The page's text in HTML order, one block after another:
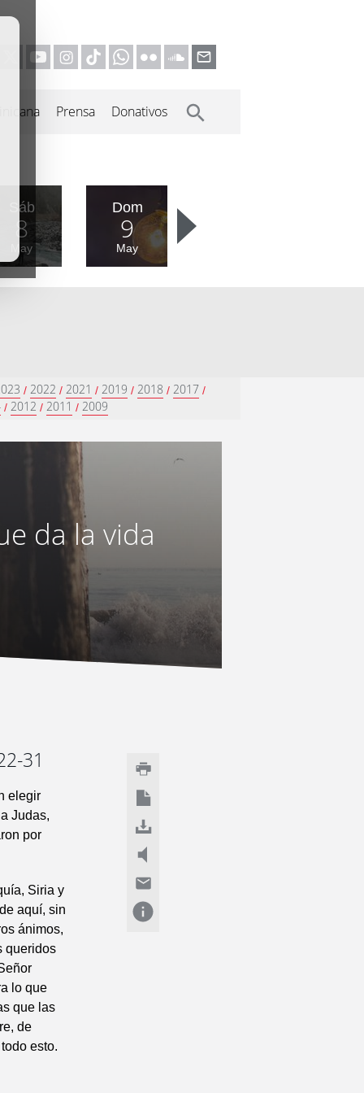
Prensa Donativos
Sáb
8
May
Dom
9
May
/ 2022 / 2021 / 2019 / 2018 / 2017 /
/ 2012 / 2011 / 2009
da la vida
31
elegir
Judas,
por
Siria y
aquí, sin
ánimos,
queridos
lo que
que las
de
esto.